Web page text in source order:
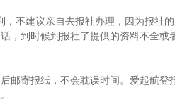
不建议亲自去报社办理，因为报社
，到时候到报社了提供的资料不全或
邮寄报纸，不会耽误时间。爱起航登